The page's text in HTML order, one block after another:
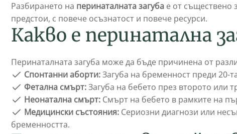
Разбирането на перинаталната загуба е от съществено
предстои, с повече осъзнатост и повече ресурси.
Какво е перинатална
Перинаталната загуба може да бъде причинена от
Спонтанни аборти:Загуба на бременност преди 20-
Фетална смърт:Загуба на бебето през второто или
Неонатална смърт: Смърт на бебето в рамките на
Медицински състояния: Сериозни диагнози или
бременността.